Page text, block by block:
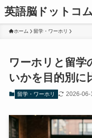
英語脳ドットコ
ホーム 留学・ワーホリ
ワーホリと留学
いかを目的別に
留学・ワーホリ 2026-06-